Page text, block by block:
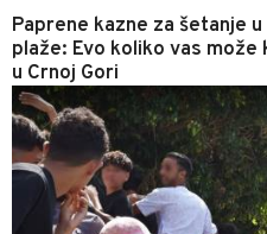
Paprene kazne za šetanje
plaže: Evo koliko vas
u Crnoj Gori